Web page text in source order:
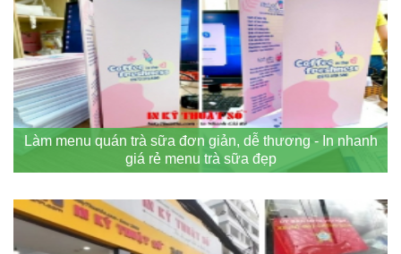
Làm menu quán trà sữa đơn giản, dễ thương - In nhanh
giá rẻ menu trà sữa đẹp